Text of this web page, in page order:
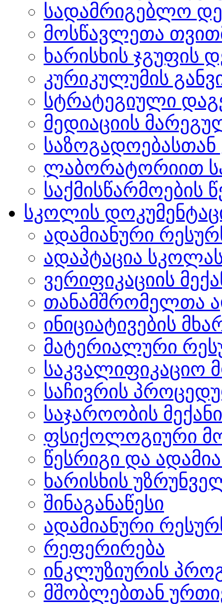
სადამრიგებლო
მოსწავლეთა
ხარისხის ჯგუფის
კურიკულუმის
სტრატეგიული
მედიაციის
საზოგადოებასთან
ლაბორატორიით
საქმისწარმოების
სკოლის
ადამიანური
ადაპტაცია
ვერიფიკაციის
თანამშრომელთა
ინიციატივების
მატერიალური
საკვალიფიკაციო
საჩივრის
საჯაროობის
ფსიქოლოგიური
წესრიგი და
ხარისხის
შინაგანაწესი
ადამიანური
რეფერირება
ინკლუზიურის
მშობლებთან